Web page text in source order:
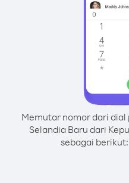
Memutar nomor dari dial
Selandia Baru dari
sebagai berikut: